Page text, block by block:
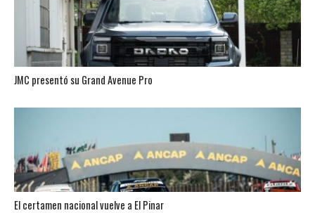
JMC presentó su Grand Avenue Pro
El certamen nacional vuelve a El Pinar